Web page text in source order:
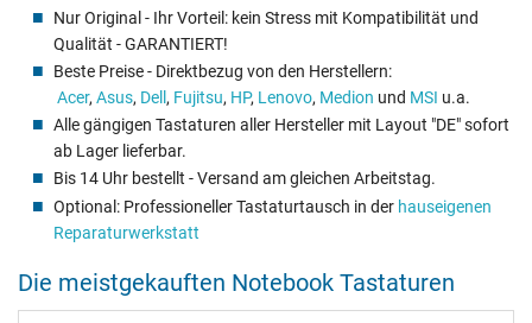
Nur Original - Ihr Vorteil: kein Stress mit Kompatibilität und
Qualität - GARANTIERT!
Beste Preise - Direktbezug von den Herstellern:
Acer, Asus, Dell , Fujitsu, HP, Lenovo, Medion und MSI u.a.
Alle gängigen Tastaturen aller Hersteller mit Layout "DE" sofort
ab Lager lieferbar.
Bis 14 Uhr bestellt - Versand am gleichen Arbeitstag.
Optional: Professioneller Tastaturtausch in der hauseigenen
Reparaturwerkstatt
Die meistgekauften Notebook Tastaturen